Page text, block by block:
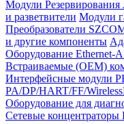
Модули Резервирования
и разветвители Модули
Преобразователи
и другие компоненты
Оборудование Ethernet-
Встраиваемые (OEM)
Интерфейсные модули
PA/DP/HART/FF/
Оборудование для
Сетевые